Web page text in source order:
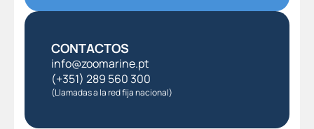
CONTACTOS
info@zoomarine.pt
(+351) 289 560 300
(Llamadas a la red fija nacional)